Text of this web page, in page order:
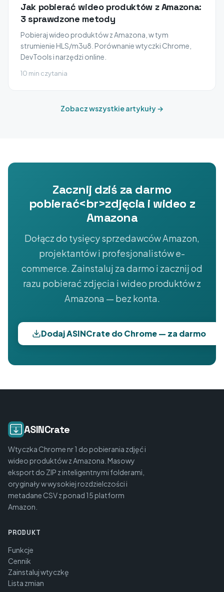
Jak pobierać wideo produktów z Amazona:
3 sprawdzone metody
Pobieraj wideo produktów z Amazona, w tym
strumienie HLS/m3u8. Porównanie wtyczki Chrome,
DevTools i narzędzi online.
10 min czytania
Zobacz wszystkie artykuły →
Zacznij dziś za darmo
pobierać<br>zdjęcia i wideo z
Amazona
Dołącz do tysięcy sprzedawców Amazon,
projektantów i profesjonalistów e-
commerce. Zainstaluj za darmo i zacznij od
razu pobierać zdjęcia i wideo produktów z
Amazona — bez konta.
Dodaj ASINCrate do Chrome — za darmo
ASINCrate
Wtyczka Chrome nr 1 do pobierania zdjęć i
wideo produktów z Amazona. Masowy
eksport do ZIP z inteligentnymi folderami,
oryginały w wysokiej rozdzielczości i
metadane CSV z ponad 15 platform
Amazon.
PRODUKT
Funkcje
Cennik
Zainstaluj wtyczkę
Lista zmian